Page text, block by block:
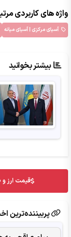
واژه های کاربردی
آسیای مرکزی | آسیای میانه
بیشتر بخوانید
قیمت ارز و
پربیننده‌ترین